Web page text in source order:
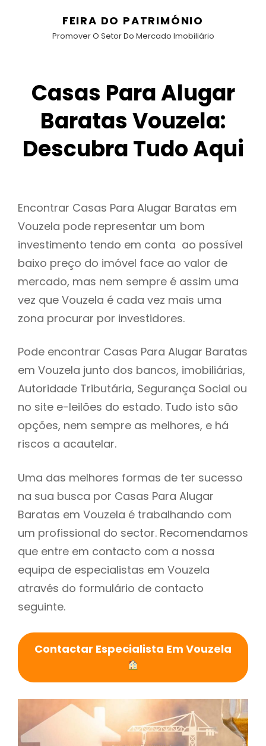
FEIRA DO PATRIMÓNIO
Promover O Setor Do Mercado Imobiliário
Casas Para Alugar
Baratas Vouzela:
Descubra Tudo Aqui
Encontrar Casas Para Alugar Baratas em
Vouzela pode representar um bom
investimento tendo em conta ao possível
baixo preço do imóvel face ao valor de
mercado, mas nem sempre é assim uma
vez que Vouzela é cada vez mais uma
zona procurar por investidores.
Pode encontrar Casas Para Alugar Baratas
em Vouzela junto dos bancos, imobiliárias,
Autoridade Tributária, Segurança Social ou
no site e-leilões do estado. Tudo isto são
opções, nem sempre as melhores, e há
riscos a acautelar.
Uma das melhores formas de ter sucesso
na sua busca por Casas Para Alugar
Baratas em Vouzela é trabalhando com
um profissional do sector. Recomendamos
que entre em contacto com a nossa
equipa de especialistas em Vouzela
através do formulário de contacto
seguinte.
Contactar Especialista Em Vouzela